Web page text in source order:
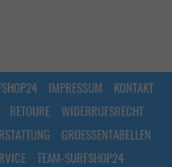
IMPRESSUM
KONTAKT
RETOURE
WIDERRUFSRECHT
GROESSENTABELLEN
TEAM-SURFSHOP24